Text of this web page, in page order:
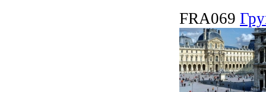
FRA069